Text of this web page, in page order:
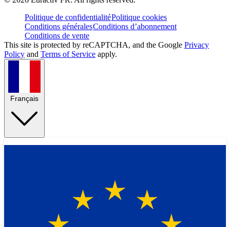
Politique de confidentialitéPolitique cookies
Conditions généralesConditions d’abonnement
Conditions de vente
This site is protected by reCAPTCHA, and the Google Privacy
Policy and Terms of Service apply.
Français